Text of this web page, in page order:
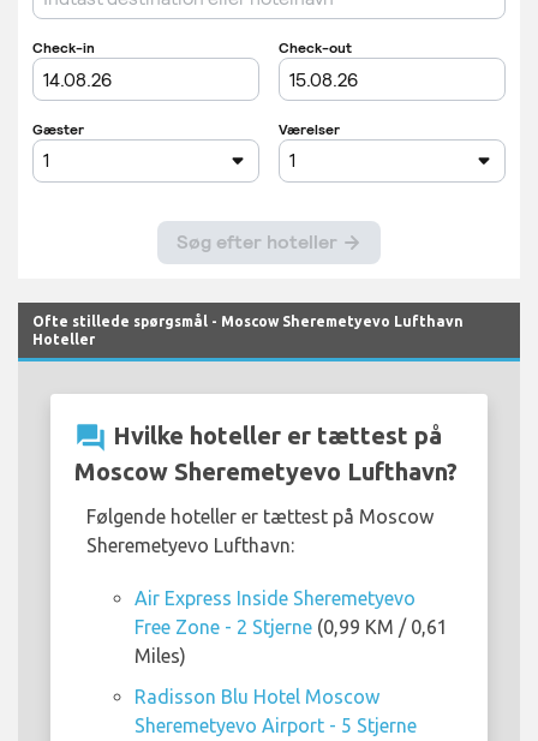
Ofte stillede spørgsmål - Moscow Sheremetyevo Lufthavn
Hoteller
question_answer Hvilke hoteller er tættest på
Moscow Sheremetyevo Lufthavn?
Følgende hoteller er tættest på Moscow
Sheremetyevo Lufthavn:
Air Express Inside Sheremetyevo
Free Zone - 2 Stjerne (0,99 KM / 0,61
Miles)
Radisson Blu Hotel Moscow
Sheremetyevo Airport - 5 Stjerne